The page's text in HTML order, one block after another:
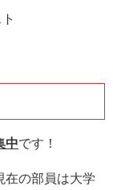
中です！
在の部員は大学